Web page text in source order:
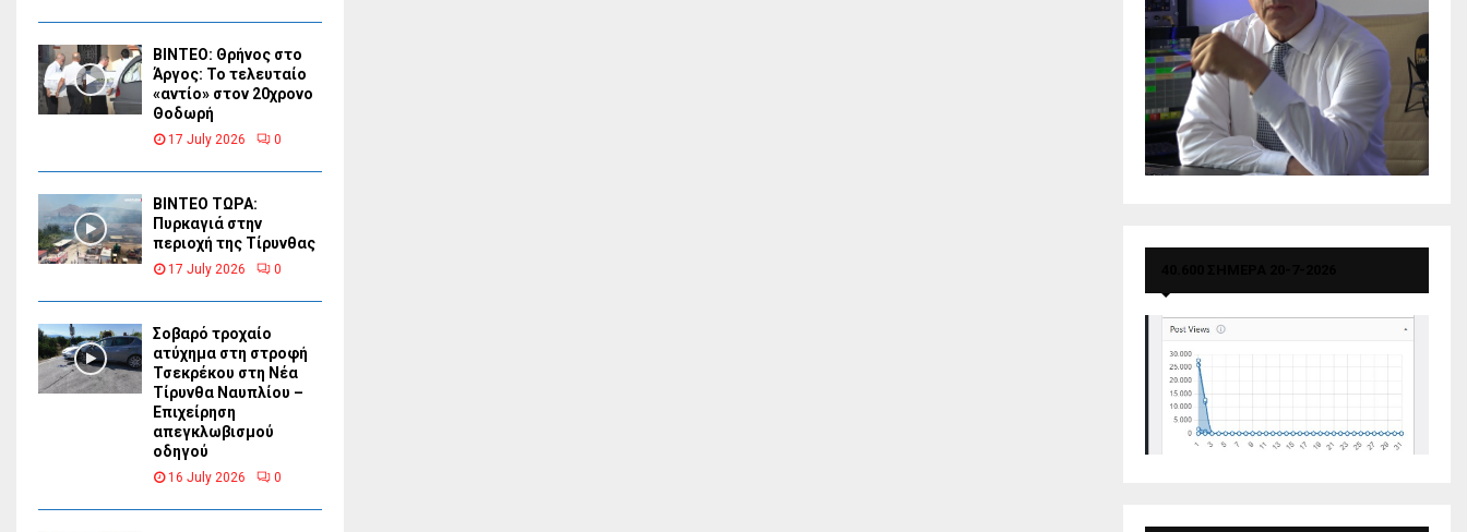
ΒΙΝΤΕΟ: Θρήνος στο
Άργος: Το τελευταίο
«αντίο» στον 20χρονο
Θοδωρή
17 July 2026 0
ΒΙΝΤΕΟ ΤΩΡΑ:
Πυρκαγιά στην
περιοχή της Τίρυνθας
17 July 2026 0
Σοβαρό τροχαίο
ατύχημα στη στροφή
Τσεκρέκου στη Νέα
Τίρυνθα Ναυπλίου –
Επιχείρηση
απεγκλωβισμού
οδηγού
16 July 2026 0